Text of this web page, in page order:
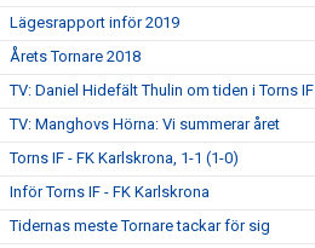
Lägesrapport inför 2019
Årets Tornare 2018
TV: Daniel Hidefält Thulin om tiden i Torns IF
TV: Manghovs Hörna: Vi summerar året
Torns IF - FK Karlskrona, 1-1 (1-0)
Inför Torns IF - FK Karlskrona
Tidernas meste Tornare tackar för sig